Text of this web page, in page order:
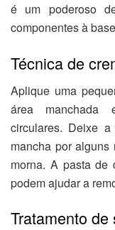
é um poderoso
componentes à
Técnica de
Aplique uma
área manchada
circulares. Deixe
mancha por
morna. A pasta de
podem ajudar a
Tratamento